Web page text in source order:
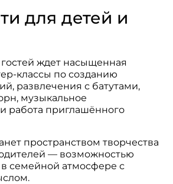
для детей и
гостей ждет насыщенная
классы по созданию
развлечения с батутами,
музыкальное
работа приглашённого
пространством творчества
— возможностью
семейной атмосфере с